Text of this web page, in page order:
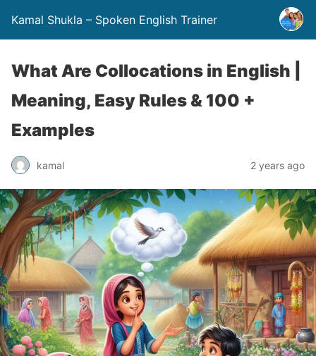
Kamal Shukla – Spoken English Trainer
What Are Collocations in English |
Meaning, Easy Rules & 100 +
Examples
kamal 2 years ago